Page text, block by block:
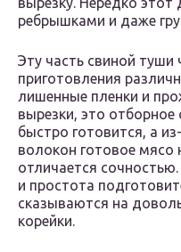
ребрышками и даже
Эту часть свиной
приготовления
лишенные пленки и
вырезки, это
быстро готовится, а
волокон готовое мясо
отличается
и простота
сказываются на
корейки.